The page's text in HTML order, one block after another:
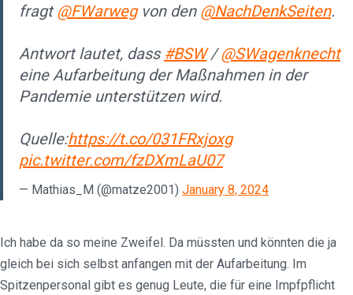
fragt@FWarwegvon den @NachDenkSeiten.
Antwort lautet, dass #BSW/@SWagenknecht
eine Aufarbeitung der Maßnahmen in der
Pandemie unterstützen wird.
Quelle:https://t.co/031FRxjoxg
pic.twitter.com/fzDXmLaU07
— Mathias_M (@matze2001) January 8, 2024
Ich habe da so meine Zweifel. Da müssten und könnten die ja
gleich bei sich selbst anfangen mit der Aufarbeitung. Im
Spitzenpersonal gibt es genug Leute, die für eine Impfpflicht